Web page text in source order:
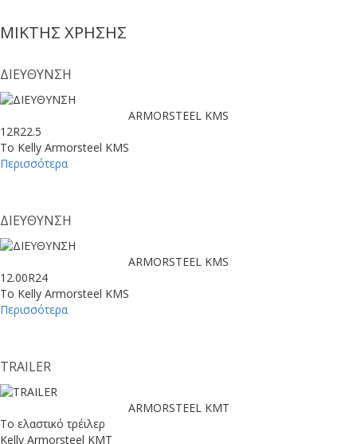
ΜΙΚΤΗΣ ΧΡΗΣΗΣ
ΔΙΕΥΘΥΝΣΗ
ARMORSTEEL KMS
12R22.5
Το Kelly Armorsteel KMS
Περισσότερα
ΔΙΕΥΘΥΝΣΗ
ARMORSTEEL KMS
12.00R24
Το Kelly Armorsteel KMS
Περισσότερα
TRAILER
ARMORSTEEL KMT
Το ελαστικό τρέιλερ
Kelly Armorsteel KMT